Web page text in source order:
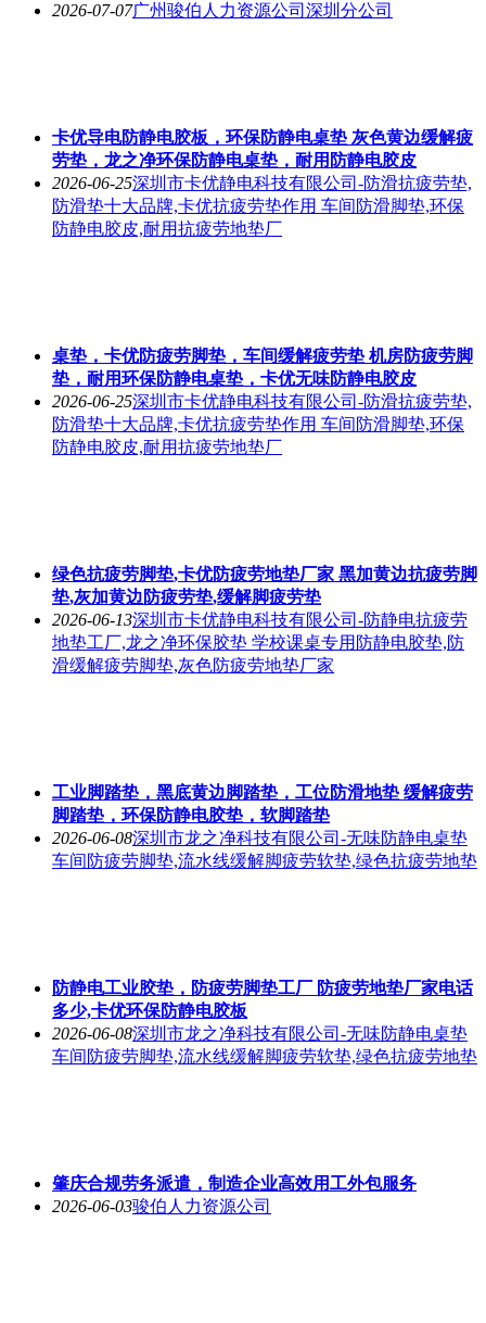
2026-07-07广州骏伯人力资源公司深圳分公司
卡优导电防静电胶板，环保防静电桌垫 灰色黄边缓解疲
劳垫，龙之净环保防静电桌垫，耐用防静电胶皮
2026-06-25深圳市卡优静电科技有限公司-防滑抗疲劳垫,
防滑垫十大品牌,卡优抗疲劳垫作用 车间防滑脚垫,环保
防静电胶皮,耐用抗疲劳地垫厂
桌垫，卡优防疲劳脚垫，车间缓解疲劳垫 机房防疲劳脚
垫，耐用环保防静电桌垫，卡优无味防静电胶皮
2026-06-25深圳市卡优静电科技有限公司-防滑抗疲劳垫,
防滑垫十大品牌,卡优抗疲劳垫作用 车间防滑脚垫,环保
防静电胶皮,耐用抗疲劳地垫厂
绿色抗疲劳脚垫,卡优防疲劳地垫厂家 黑加黄边抗疲劳脚
垫,灰加黄边防疲劳垫,缓解脚疲劳垫
2026-06-13深圳市卡优静电科技有限公司-防静电抗疲劳
地垫工厂,龙之净环保胶垫 学校课桌专用防静电胶垫,防
滑缓解疲劳脚垫,灰色防疲劳地垫厂家
工业脚踏垫，黑底黄边脚踏垫，工位防滑地垫 缓解疲劳
脚踏垫，环保防静电胶垫，软脚踏垫
2026-06-08深圳市龙之净科技有限公司-无味防静电桌垫
车间防疲劳脚垫,流水线缓解脚疲劳软垫,绿色抗疲劳地垫
防静电工业胶垫，防疲劳脚垫工厂 防疲劳地垫厂家电话
多少,卡优环保防静电胶板
2026-06-08深圳市龙之净科技有限公司-无味防静电桌垫
车间防疲劳脚垫,流水线缓解脚疲劳软垫,绿色抗疲劳地垫
肇庆合规劳务派遣，制造企业高效用工外包服务
2026-06-03骏伯人力资源公司